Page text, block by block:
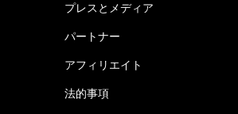
プレスとメディア
パートナー
アフィリエイト
法的事項